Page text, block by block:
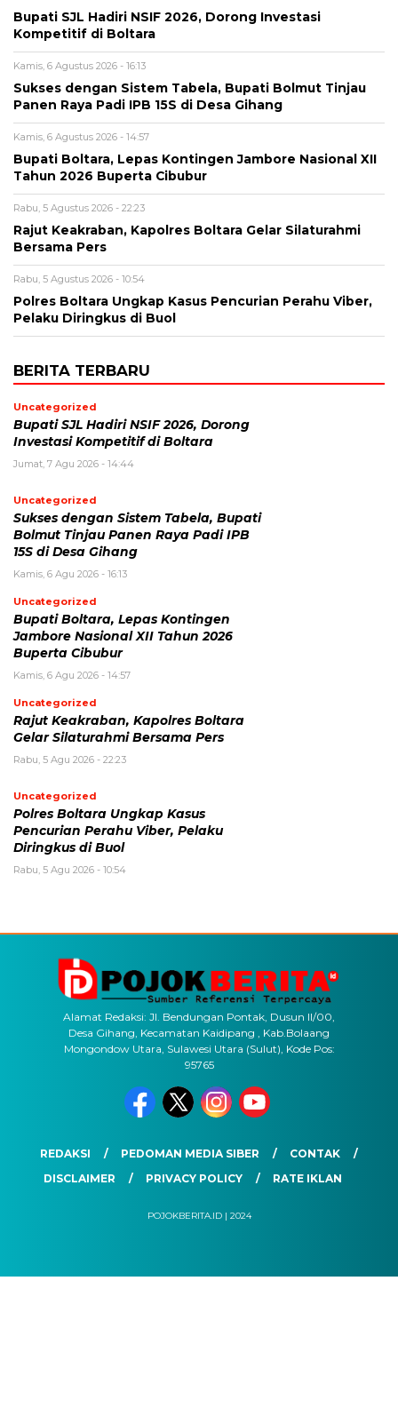
Bupati SJL Hadiri NSIF 2026, Dorong Investasi
Kompetitif di Boltara
Kamis, 6 Agustus 2026 - 16:13
Sukses dengan Sistem Tabela, Bupati Bolmut Tinjau
Panen Raya Padi IPB 15S di Desa Gihang
Kamis, 6 Agustus 2026 - 14:57
Bupati Boltara, Lepas Kontingen Jambore Nasional XII
Tahun 2026 Buperta Cibubur
Rabu, 5 Agustus 2026 - 22:23
Rajut Keakraban, Kapolres Boltara Gelar Silaturahmi
Bersama Pers
Rabu, 5 Agustus 2026 - 10:54
Polres Boltara Ungkap Kasus Pencurian Perahu Viber,
Pelaku Diringkus di Buol
BERITA TERBARU
Uncategorized
Bupati SJL Hadiri NSIF 2026, Dorong
Investasi Kompetitif di Boltara
Jumat, 7 Agu 2026 - 14:44
Uncategorized
Sukses dengan Sistem Tabela, Bupati
Bolmut Tinjau Panen Raya Padi IPB
15S di Desa Gihang
Kamis, 6 Agu 2026 - 16:13
Uncategorized
Bupati Boltara, Lepas Kontingen
Jambore Nasional XII Tahun 2026
Buperta Cibubur
Kamis, 6 Agu 2026 - 14:57
Uncategorized
Rajut Keakraban, Kapolres Boltara
Gelar Silaturahmi Bersama Pers
Rabu, 5 Agu 2026 - 22:23
Uncategorized
Polres Boltara Ungkap Kasus
Pencurian Perahu Viber, Pelaku
Diringkus di Buol
Rabu, 5 Agu 2026 - 10:54
Alamat Redaksi: Jl. Bendungan Pontak, Dusun II/00,
Desa Gihang, Kecamatan Kaidipang , Kab.Bolaang
Mongondow Utara, Sulawesi Utara (Sulut), Kode Pos:
95765
REDAKSI PEDOMAN MEDIA SIBER
CONTAK
DISCLAIMER
PRIVACY POLICY RATE IKLAN
POJOKBERITA.ID | 2024